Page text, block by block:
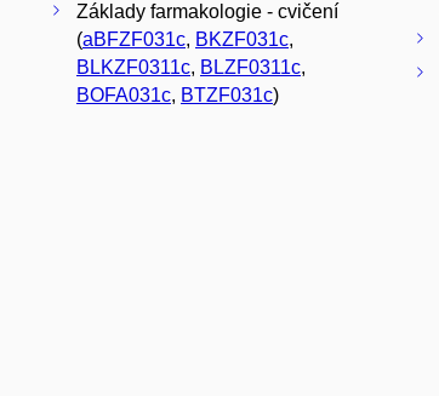
Základy farmakologie - cvičení
(aBFZF031c, BKZF031c,
BLKZF0311c, BLZF0311c,
BOFA031c, BTZF031c)